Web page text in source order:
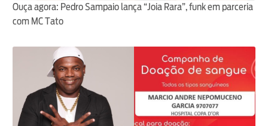
Ouça agora: Pedro Sampaio lança “Joia Rara”, funk em parceria
com MC Tato